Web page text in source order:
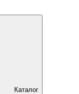
Каталог